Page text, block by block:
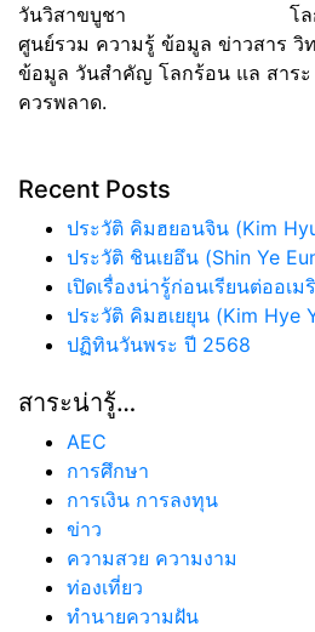
วันวิสาขบูชา
โ
ศูนย์รวม ความรู้ ข้อมูล ข่าวสาร วิ
ข้อมูล วันสำคัญ โลกร้อน แล สาร
ควรพลาด.
Recent Posts
ประวัติ คิมฮยอนจิน (Kim
ประวัติ ชินเยอึน (Shin Ye
เปิดเรื่องน่ารู้ก่อนเรียนต่ออเ
ประวัติ คิมฮเยยุน (Kim Hye
ปฏิทินวันพระ ปี 2568
สาระน่ารู้…
AEC
การศึกษา
การเงิน การลงทุน
ข่าว
ความสวย ความงาม
ท่องเที่ยว
ทํานายความฝัน